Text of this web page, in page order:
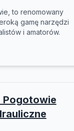
to renomowany
gamę narzędzi
i amatorów.
Pogotowie